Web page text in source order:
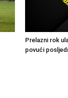
Prelazni rok
povući